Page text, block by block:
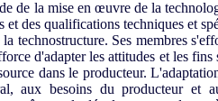
de la mise en œuvre de la
des qualifications techniques et
technostructure. Ses membres
d'adapter les attitudes et les fins
dans le producteur.
aux besoins du producteur et